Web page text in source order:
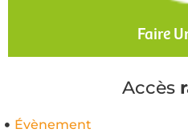
Faire
Accès
Évènement